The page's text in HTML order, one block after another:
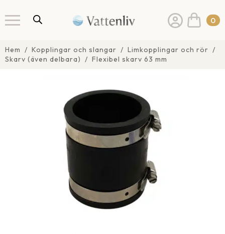
0
Hem Kopplingar och slangar
Limkopplingar och rör
Skarv (även delbara)
Flexibel skarv 63 mm